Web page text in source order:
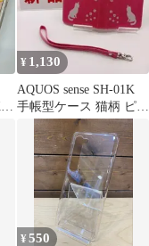
¥ 1,130
AQUOS sense SH-01K
手帳型ケース 猫柄 ピン
¥550